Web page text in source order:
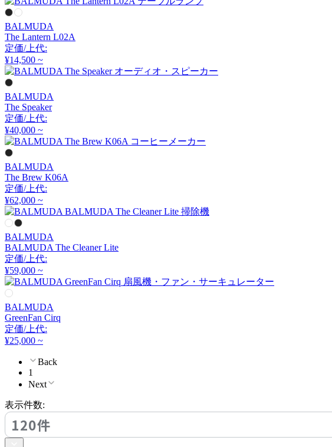
artek
アルテック
Artemide
アルテミデ
ARUNAi
アルナイ
Astep
アステップ
AZUMAYA
アズマヤ
B-LINE
B.C. SAN MICHELE
BALMUDA
The Lantern L02A
定価/上代:
¥14,500 ~
BALMUDA
The Speaker
定価/上代:
¥40,000 ~
BALMUDA
The Brew K06A
定価/上代:
¥62,000 ~
BALMUDA
BALMUDA The Cleaner Lite
定価/上代:
¥59,000 ~
BALMUDA
GreenFan Cirq
定価/上代:
¥25,000 ~
Back
1
Next
表示件数:
120件